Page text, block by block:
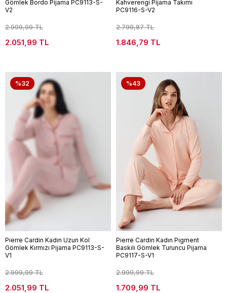
Gömlek Bordo Pijama PC9113-S-
V2
2.999,99 TL
2.051,99 TL
Kahverengi Pijama Takımı
PC9116-S-V2
2.799,87 TL
1.846,79 TL
%32
Pierre Cardin Kadın Uzun Kol
Gömlek Kırmızı Pijama PC9113-S-
V1
2.999,99 TL
2.051,99 TL
%43
Pierre Cardin Kadın Pigment
Baskılı Gömlek Turuncu Pijama
PC9117-S-V1
2.999,99 TL
1.709,99 TL